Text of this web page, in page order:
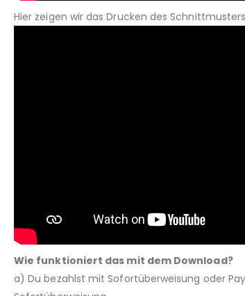
Hier zeigen wir das Drucken des
Wie funktioniert das mit dem Download?
a) Du bezahlst mit Sofortüberweisung oder